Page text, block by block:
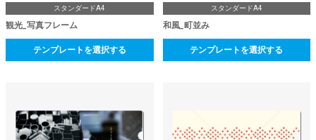
スタンダードA4
観光_写真フレーム
テンプレートを選択する
スタンダードA4
和風_町並み
テンプレートを選択する